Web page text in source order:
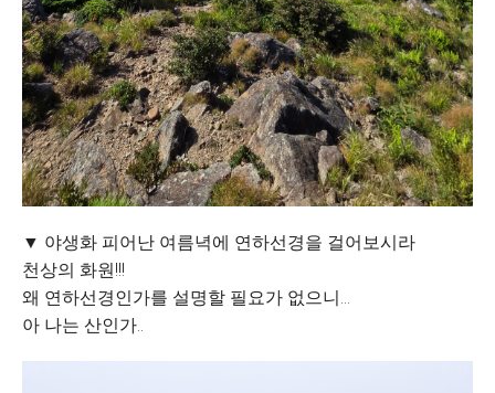
▼ 야생화 피어난 여름녁에 연하선경을 걸어보시라
천상의 화원!!!
왜 연하선경인가를 설명할 필요가 없으니...
아 나는 산인가..